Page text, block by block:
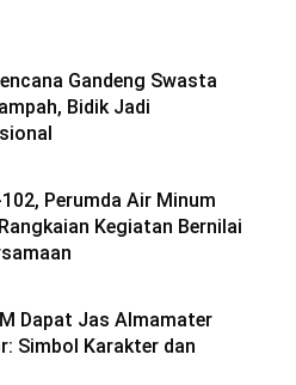
Gandeng Swasta
Bidik Jadi
Perumda Air Minum
Kegiatan Bernilai
Dapat Jas Almamater
Simbol Karakter dan